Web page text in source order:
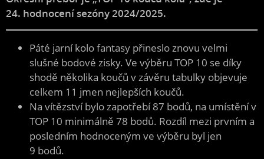
24. hodnocení sezóny 2024/2025.
Páté jarní kolo fantasy přineslo znovu velmi
slušné bodové zisky. Ve výběru TOP 10 se díky
shodě několika koučů v závěru tabulky objevuje
celkem 11 jmen nejlepších koučů.
Na vítězství bylo zapotřebí 87 bodů, na umístění v
TOP 10 minimálně 78 bodů. Rozdíl mezi prvním a
posledním hodnoceným ve výběru byl jen
9 bodů.